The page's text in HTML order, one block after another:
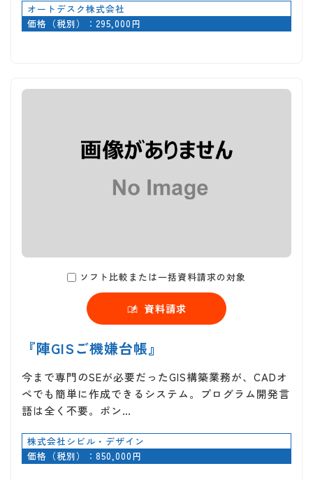
オートデスク株式会社
価格（税別）：295,000円
ソフト比較または一括資料請求の対象
資料請求
『陣GISご機嫌台帳』
今まで専門のSEが必要だったGIS構築業務が、CADオ
ペでも簡単に作成できるシステム。プログラム開発言
語は全く不要。ポン…
株式会社シビル・デザイン
価格（税別）：850,000円